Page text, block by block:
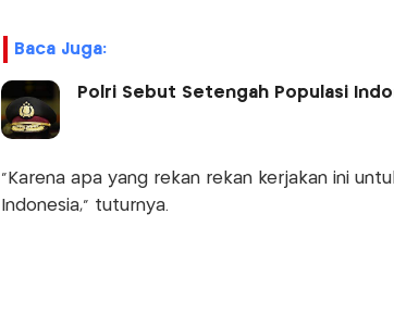
Baca Juga:
Polri Sebut Setengah Populasi
"Karena apa yang rekan rekan kerjakan ini
Indonesia," tuturnya.